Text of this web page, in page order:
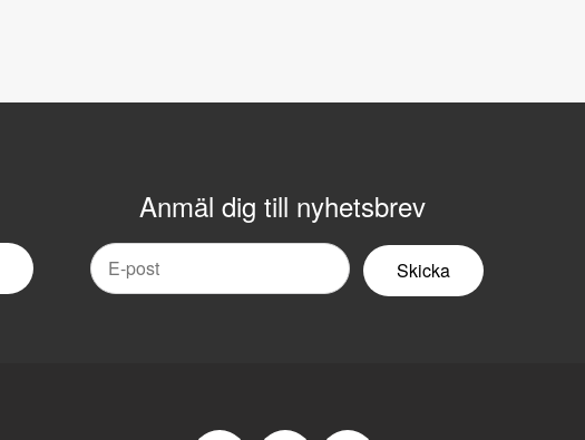
Anmäl dig till nyhetsbrev
Email
nyhetsbrev